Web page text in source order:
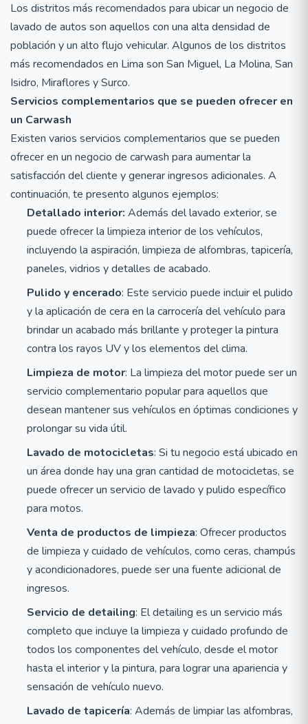
Los distritos más recomendados para ubicar un negocio de
lavado de autos son aquellos con una alta densidad de
población y un alto flujo vehicular. Algunos de los distritos
más recomendados en Lima son San Miguel, La Molina, San
Isidro, Miraflores y Surco.
Servicios complementarios que se pueden ofrecer en
un Carwash
Existen varios servicios complementarios que se pueden
ofrecer en un negocio de carwash para aumentar la
satisfacción del cliente y generar ingresos adicionales. A
continuación, te presento algunos ejemplos:
Detallado interior: Además del lavado exterior, se
puede ofrecer la limpieza interior de los vehículos,
incluyendo la aspiración, limpieza de alfombras, tapicería,
paneles, vidrios y detalles de acabado.
Pulido y encerado: Este servicio puede incluir el pulido
y la aplicación de cera en la carrocería del vehículo para
brindar un acabado más brillante y proteger la pintura
contra los rayos UV y los elementos del clima.
Limpieza de motor: La limpieza del motor puede ser un
servicio complementario popular para aquellos que
desean mantener sus vehículos en óptimas condiciones y
prolongar su vida útil.
Lavado de motocicletas: Si tu negocio está ubicado en
un área donde hay una gran cantidad de motocicletas, se
puede ofrecer un servicio de lavado y pulido específico
para motos.
Venta de productos de limpieza: Ofrecer productos
de limpieza y cuidado de vehículos, como ceras, champús
y acondicionadores, puede ser una fuente adicional de
ingresos.
Servicio de detailing: El detailing es un servicio más
completo que incluye la limpieza y cuidado profundo de
todos los componentes del vehículo, desde el motor
hasta el interior y la pintura, para lograr una apariencia y
sensación de vehículo nuevo.
Lavado de tapicería: Además de limpiar las alfombras,